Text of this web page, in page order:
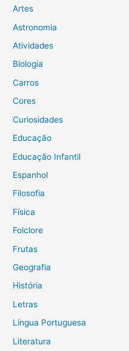
s
a
r
:
Artes
Astronomia
Atividades
Biologia
Carros
Cores
Curiosidades
Educação
Educação Infantil
Espanhol
Filosofia
Física
Folclore
Frutas
Geografia
História
Letras
Língua Portuguesa
Literatura